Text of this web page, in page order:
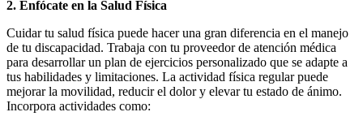
2. Enfócate en la Salud Física
Cuidar tu salud física puede hacer una gran diferencia en el manejo
de tu discapacidad. Trabaja con tu proveedor de atención médica
para desarrollar un plan de ejercicios personalizado que se adapte a
tus habilidades y limitaciones. La actividad física regular puede
mejorar la movilidad, reducir el dolor y elevar tu estado de ánimo.
Incorpora actividades como: